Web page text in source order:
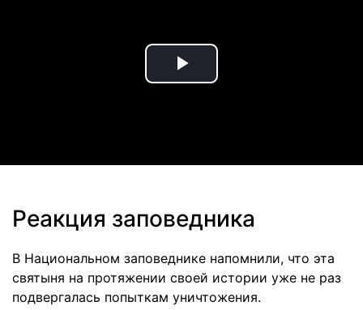
Play
Реакция заповедника
В Национальном заповеднике напомнили, что эта
святыня на протяжении своей истории уже не раз
подвергалась попыткам уничтожения.